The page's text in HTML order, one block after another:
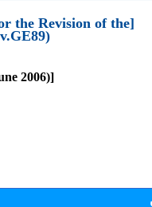
the Revision of the
[(Geneva, Switzerland, 15 May-16 June 2006)]